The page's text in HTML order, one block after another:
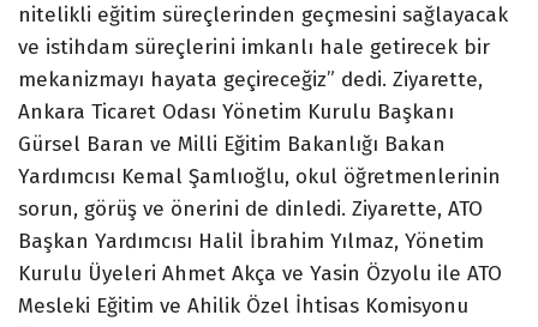
nitelikli eğitim süreçlerinden geçmesini sağlayacak
ve istihdam süreçlerini imkanlı hale getirecek bir
mekanizmayı hayata geçireceğiz” dedi. Ziyarette,
Ankara Ticaret Odası Yönetim Kurulu Başkanı
Gürsel Baran ve Milli Eğitim Bakanlığı Bakan
Yardımcısı Kemal Şamlıoğlu, okul öğretmenlerinin
sorun, görüş ve önerini de dinledi. Ziyarette, ATO
Başkan Yardımcısı Halil İbrahim Yılmaz, Yönetim
Kurulu Üyeleri Ahmet Akça ve Yasin Özyolu ile ATO
Mesleki Eğitim ve Ahilik Özel İhtisas Komisyonu